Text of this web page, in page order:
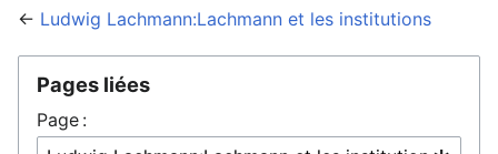
← Ludwig Lachmann:Lachmann et les institutions
Pages liées
Page :